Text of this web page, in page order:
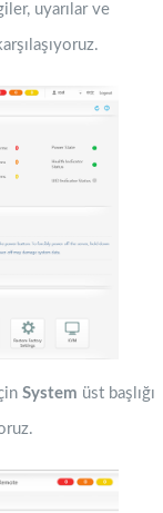
uyarılar ve
System üst başlığı